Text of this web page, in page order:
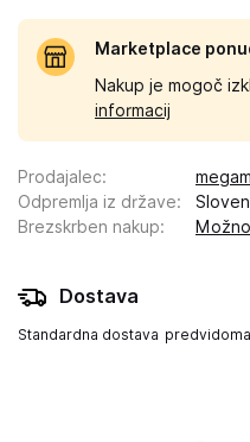
Marketplace
Nakup je mogoč
informacij
Prodajalec:
Odpremlja iz države:
Brezskrben nakup:
Dostava
Standardna dostava